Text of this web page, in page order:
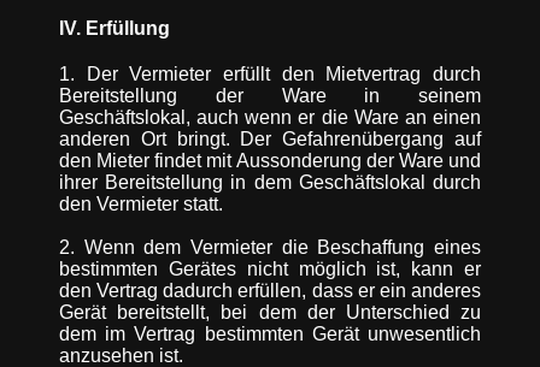
IV. Erfüllung
1. Der Vermieter erfüllt den Mietvertrag durch
Bereitstellung der Ware in seinem
Geschäftslokal, auch wenn er die Ware an einen
anderen Ort bringt. Der Gefahrenübergang auf
den Mieter findet mit Aussonderung der Ware und
ihrer Bereitstellung in dem Geschäftslokal durch
den Vermieter statt.
2. Wenn dem Vermieter die Beschaffung eines
bestimmten Gerätes nicht möglich ist, kann er
den Vertrag dadurch erfüllen, dass er ein anderes
Gerät bereitstellt, bei dem der Unterschied zu
dem im Vertrag bestimmten Gerät unwesentlich
anzusehen ist.